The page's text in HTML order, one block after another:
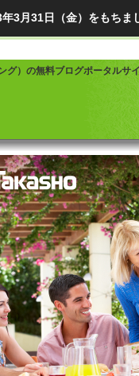
3月31日（金）をもちま
グ）の無料ブログポータルサ